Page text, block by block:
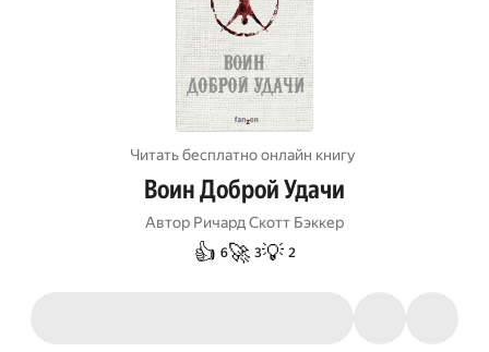
Читать бесплатно онлайн книгу
Воин Доброй Удачи
Автор Ричард Скотт Бэккер
👍 6🚀 3💡 2